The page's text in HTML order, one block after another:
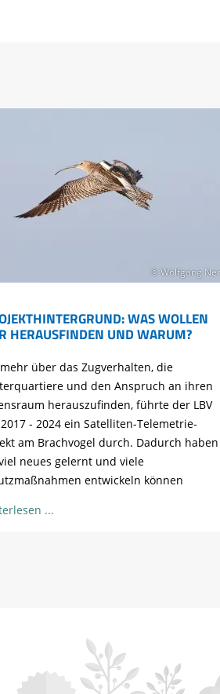
© Wolfgang
WAS WOLLEN
HERAUSFINDEN UND WARUM?
über das Zugverhalten, die
und den Anspruch an ihren
herauszufinden, führte der LBV
- 2024 ein Satelliten-Telemetrie-
am Brachvogel durch. Dadurch haben
neues gelernt und viele
entwickeln können